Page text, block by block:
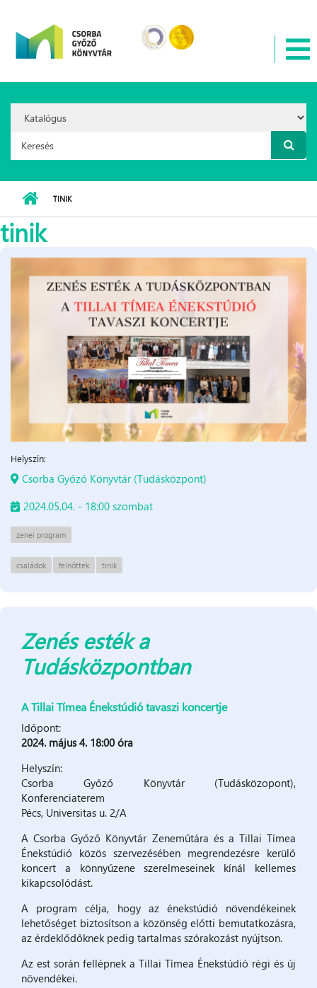
Option:
Keresés űrlap
TINIK
tinik
Helyszín:
Csorba Győző Könyvtár (Tudásközpont)
2024.05.04. - 18:00 szombat
zenei program
családok felnőttek tinik
Zenés esték a
Tudásközpontban
A Tillai Tímea Énekstúdió tavaszi koncertje
Időpont:
2024. május 4. 18:00 óra
Helyszín:
Csorba Győző Könyvtár (Tudásközopont),
Konferenciaterem
Pécs, Universitas u. 2/A
A Csorba Győző Könyvtár Zeneműtára és a Tillai Tímea
Énekstúdió közös szervezésében megrendezésre kerülő
koncert a könnyűzene szerelmeseinek kínál kellemes
kikapcsolódást.
A program célja, hogy az énekstúdió növendékeinek
lehetőséget biztosítson a közönség előtti bemutatkozásra,
az érdeklődőknek pedig tartalmas szórakozást nyújtson.
Az est során fellépnek a Tillai Tímea Énekstúdió régi és új
növendékei.